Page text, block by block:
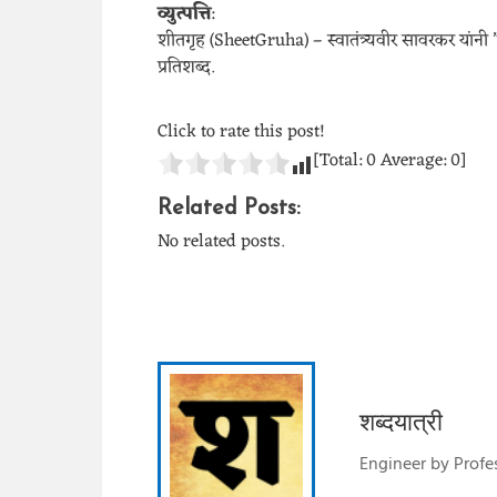
व्युत्पत्ति:
शीतगृह (SheetGruha) – स्वातंत्र्यवीर सावरकर
प्रतिशब्द.
Click to rate this post!
[Total:0Average:0]
Related Posts:
No related posts.
शब्दयात्री
Engineer by